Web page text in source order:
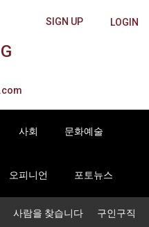
LOGIN
SIGN UP
사회 문화예술
오피니언 포토뉴스
사람을 찾습니다 구인구직